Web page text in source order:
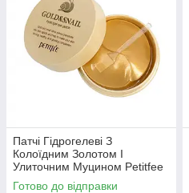
Патчі Гідрогелеві З
Колоїдним Золотом І
Улиточним Муцином Petitfee
Gold & Snail 60шт
Готово до відправки